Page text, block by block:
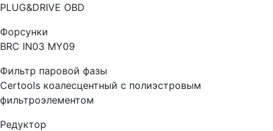
PLUG&DRIVE OBD
Форсунки
BRC IN03 MY09
Фильтр паровой фазы
Certools коалесцентный с полиэстровым
фильтроэлементом
Редуктор